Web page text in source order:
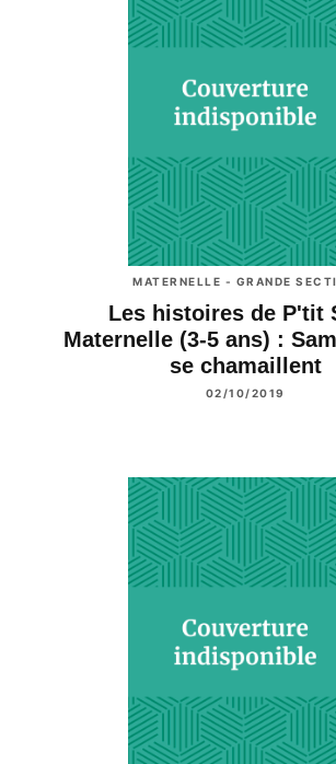
MATERNELLE - GRANDE
Les histoires de P'tit
Maternelle (3-5 ans) :
se chamaillent
02/10/2019